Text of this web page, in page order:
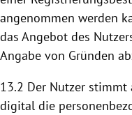
angenommen werden
das Angebot des
Angabe von Gründen
13.2 Der Nutzer stimmt
digital die